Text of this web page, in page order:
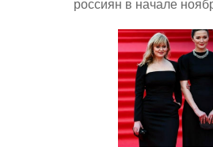
россиян в начале